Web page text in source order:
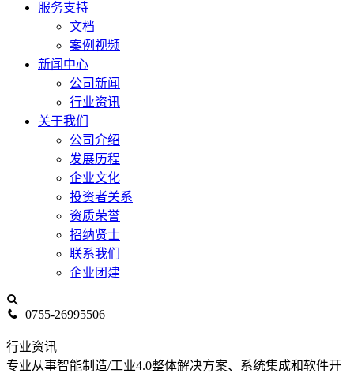
服务支持
文档
案例视频
新闻中心
公司新闻
行业资讯
关于我们
公司介绍
发展历程
企业文化
投资者关系
资质荣誉
招纳贤士
联系我们
企业团建
0755-26995506
行业资讯
专业从事智能制造/工业4.0整体解决方案、系统集成和软件开